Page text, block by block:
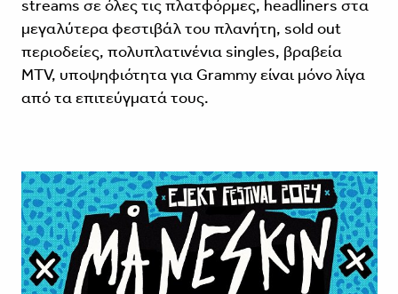
streams σε όλες τις πλατφόρμες, headliners στα
μεγαλύτερα φεστιβάλ του πλανήτη, sold out
περιοδείες, πολυπλατινένια singles, βραβεία
MTV, υποψηφιότητα για Grammy είναι μόνο λίγα
από τα επιτεύγματά τους.